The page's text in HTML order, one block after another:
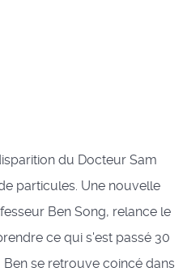
du Docteur Sam
particules. Une nouvelle
Ben Song, relance le
ce qui s'est passé 30
se retrouve coincé dans